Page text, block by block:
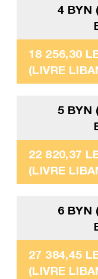
4 BYN
18 256,30
(LIVRE
5 BYN
22 820,37
(LIVRE
6 BYN
27 384,45
(LIVRE